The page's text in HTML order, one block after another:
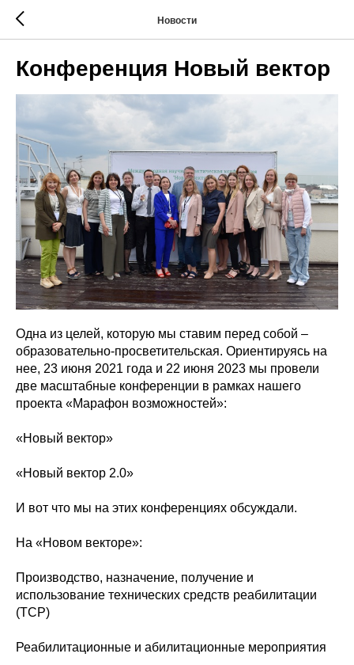
Новости
Конференция Новый вектор
Одна из целей, которую мы ставим перед собой –
образовательно-просветительская. Ориентируясь на
нее, 23 июня 2021 года и 22 июня 2023 мы провели
две масштабные конференции в рамках нашего
проекта «Марафон возможностей»:
«Новый вектор»
«Новый вектор 2.0»
И вот что мы на этих конференциях обсуждали.
На «Новом векторе»:
Производство, назначение, получение и
использование технических средств реабилитации
(ТСР)
Реабилитационные и абилитационные мероприятия